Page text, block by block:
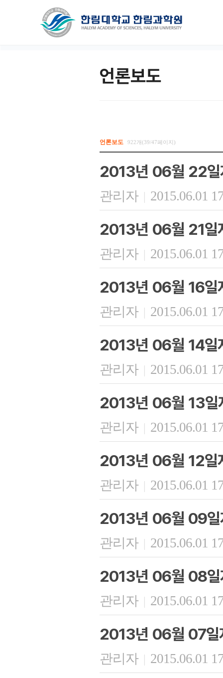
언론보도
언론보도 922개(39/47페이지)
2013년 06월 22일
관리자 | 2015.06.01
2013년 06월 21일
관리자 | 2015.06.01
2013년 06월 16일
관리자 | 2015.06.01
2013년 06월 14일
관리자 | 2015.06.01
2013년 06월 13일
관리자 | 2015.06.01
2013년 06월 12일
관리자 | 2015.06.01
2013년 06월 09일
관리자 | 2015.06.01
2013년 06월 08일
관리자 | 2015.06.01
2013년 06월 07일
관리자 | 2015.06.01